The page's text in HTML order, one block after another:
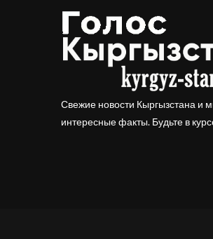
Свежие новости Кыргызстана и
интересные факты. Будьте в